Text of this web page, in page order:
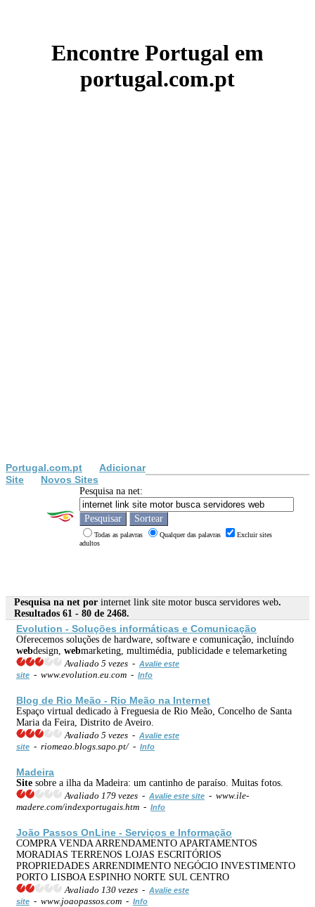
Encontre Portugal em
portugal.com.pt
Portugal.com.pt
Adicionar
Site
Novos Sites
Pesquisa na net:
Todas as palavras Qualquer das palavras
Excluir sites
adultos
Pesquisa na net por internet link site motor busca servidores web.
Resultados 61 - 80 de 2468.
Evolution - Soluções informáticas e Comunicação
Oferecemos soluções de hardware, software e comunicação, incluíndo
webdesign, webmarketing, multimédia, publicidade e telemarketing
Avaliado 5 vezes - Avalie este
site - www.evolution.eu.com - Info
Blog de Rio Meão - Rio Meão na Internet
Espaço virtual dedicado à Freguesia de Rio Meão, Concelho de Santa
Maria da Feira, Distrito de Aveiro.
Avaliado 5 vezes - Avalie este
site - riomeao.blogs.sapo.pt/ - Info
Madeira
Site sobre a ilha da Madeira: um cantinho de paraíso. Muitas fotos.
Avaliado 179 vezes - Avalie este site - www.ile-
madere.com/indexportugais.htm - Info
João Passos OnLine - Serviços e Informação
COMPRA VENDA ARRENDAMENTO APARTAMENTOS
MORADIAS TERRENOS LOJAS ESCRITÓRIOS
PROPRIEDADES ARRENDIMENTO NEGÓCIO INVESTIMENTO
PORTO LISBOA ESPINHO NORTE SUL CENTRO
Avaliado 130 vezes - Avalie este
site - www.joaopassos.com - Info